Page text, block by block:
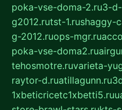
poka-vse-doma-2.ru3-
g2012.rutst-1.rushaggy-
g-2012.ruops-mgr.ru
poka-vse-doma2.ru
tehosmotre.ruvarieta-
raytor-d.ruatillagunn.ru
1xbeticricetc1xbetti5.ru